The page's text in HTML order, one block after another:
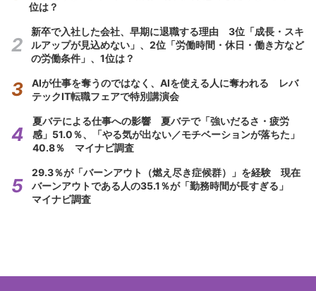
位は？
新卒で入社した会社、早期に退職する理由 3位「成長・スキ
ルアップが見込めない」、2位「労働時間・休日・働き方など
の労働条件」、1位は？
AIが仕事を奪うのではなく、AIを使える人に奪われる レバ
テックIT転職フェアで特別講演会
夏バテによる仕事への影響 夏バテで「強いだるさ・疲労
感」51.0％、「やる気が出ない／モチベーションが落ちた」
40.8％ マイナビ調査
29.3％が「バーンアウト（燃え尽き症候群）」を経験 現在
バーンアウトである人の35.1％が「勤務時間が長すぎる」
マイナビ調査